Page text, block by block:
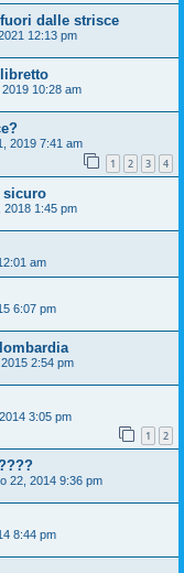
dalle strisce
12:13 pm
10:28 am
2019 7:41 am
1 2 3 4
sicuro
2018 1:45 pm
am
6:07 pm
2:54 pm
3:05 pm
1 2
22, 2014 9:36 pm
8:44 pm